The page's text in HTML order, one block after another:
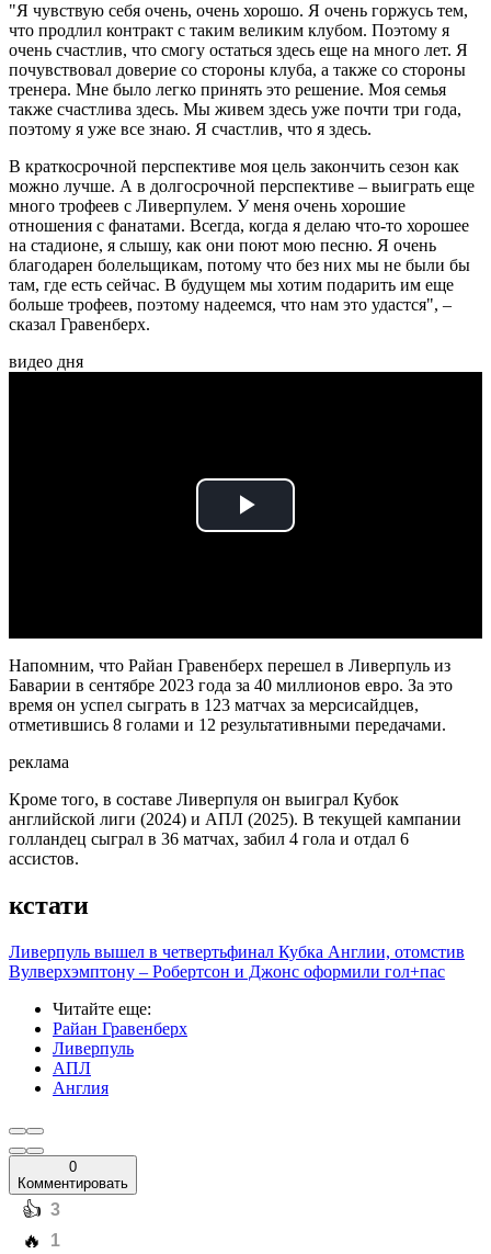
"Я чувствую себя очень, очень хорошо. Я очень горжусь тем,
что продлил контракт с таким великим клубом. Поэтому я
очень счастлив, что смогу остаться здесь еще на много лет. Я
почувствовал доверие со стороны клуба, а также со стороны
тренера. Мне было легко принять это решение. Моя семья
также счастлива здесь. Мы живем здесь уже почти три года,
поэтому я уже все знаю. Я счастлив, что я здесь.
В краткосрочной перспективе моя цель закончить сезон как
можно лучше. А в долгосрочной перспективе – выиграть еще
много трофеев с Ливерпулем. У меня очень хорошие
отношения с фанатами. Всегда, когда я делаю что-то хорошее
на стадионе, я слышу, как они поют мою песню. Я очень
благодарен болельщикам, потому что без них мы не были бы
там, где есть сейчас. В будущем мы хотим подарить им еще
больше трофеев, поэтому надеемся, что нам это удастся", –
сказал Гравенберх.
видео дня
Play
Напомним, что Райан Гравенберх перешел в Ливерпуль из
Баварии в сентябре 2023 года за 40 миллионов евро. За это
время он успел сыграть в 123 матчах за мерсисайдцев,
отметившись 8 голами и 12 результативными передачами.
реклама
Кроме того, в составе Ливерпуля он выиграл Кубок
английской лиги (2024) и АПЛ (2025). В текущей кампании
голландец сыграл в 36 матчах, забил 4 гола и отдал 6
ассистов.
кстати
Ливерпуль вышел в четвертьфинал Кубка Англии, отомстив
Вулверхэмптону – Робертсон и Джонс оформили гол+пас
Читайте еще:
Райан Гравенберх
Ливерпуль
АПЛ
Англия
0
Комментировать
️👍 3
️🔥 1